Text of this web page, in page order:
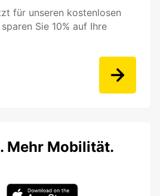
für unseren kostenlosen
Sie 10% auf Ihre
Mehr Mobilität.